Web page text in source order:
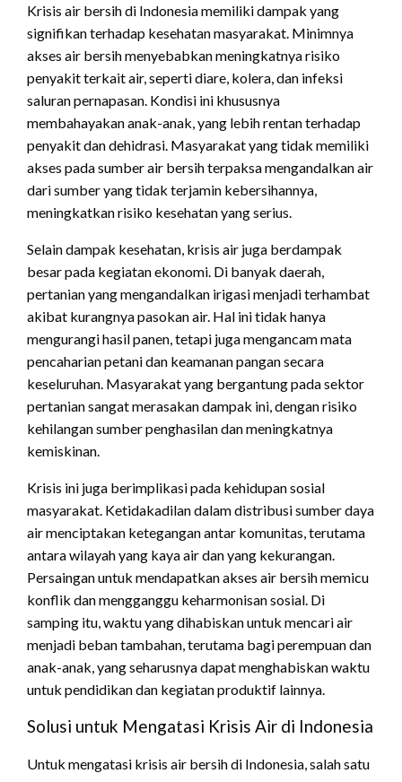
Krisis air bersih di Indonesia memiliki dampak yang
signifikan terhadap kesehatan masyarakat. Minimnya
akses air bersih menyebabkan meningkatnya risiko
penyakit terkait air, seperti diare, kolera, dan infeksi
saluran pernapasan. Kondisi ini khususnya
membahayakan anak-anak, yang lebih rentan terhadap
penyakit dan dehidrasi. Masyarakat yang tidak memiliki
akses pada sumber air bersih terpaksa mengandalkan air
dari sumber yang tidak terjamin kebersihannya,
meningkatkan risiko kesehatan yang serius.
Selain dampak kesehatan, krisis air juga berdampak
besar pada kegiatan ekonomi. Di banyak daerah,
pertanian yang mengandalkan irigasi menjadi terhambat
akibat kurangnya pasokan air. Hal ini tidak hanya
mengurangi hasil panen, tetapi juga mengancam mata
pencaharian petani dan keamanan pangan secara
keseluruhan. Masyarakat yang bergantung pada sektor
pertanian sangat merasakan dampak ini, dengan risiko
kehilangan sumber penghasilan dan meningkatnya
kemiskinan.
Krisis ini juga berimplikasi pada kehidupan sosial
masyarakat. Ketidakadilan dalam distribusi sumber daya
air menciptakan ketegangan antar komunitas, terutama
antara wilayah yang kaya air dan yang kekurangan.
Persaingan untuk mendapatkan akses air bersih memicu
konflik dan mengganggu keharmonisan sosial. Di
samping itu, waktu yang dihabiskan untuk mencari air
menjadi beban tambahan, terutama bagi perempuan dan
anak-anak, yang seharusnya dapat menghabiskan waktu
untuk pendidikan dan kegiatan produktif lainnya.
Solusi untuk Mengatasi Krisis Air di Indonesia
Untuk mengatasi krisis air bersih di Indonesia, salah satu